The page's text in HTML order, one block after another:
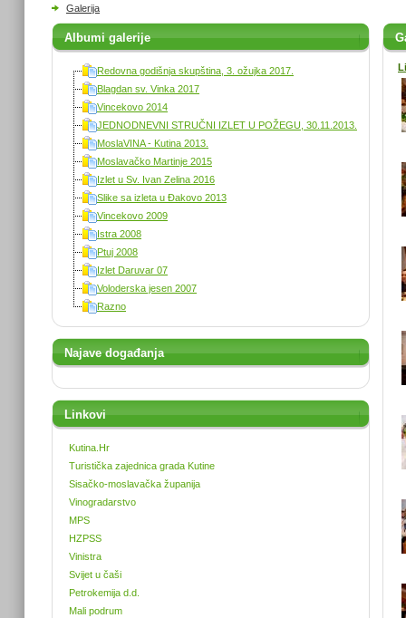
Galerija
Albumi galerije
Redovna godišnja skupština, 3. ožujka 2017.
Blagdan sv. Vinka 2017
Vincekovo 2014
JEDNODNEVNI STRUČNI IZLET U POŽEGU, 30.11.2013.
MoslaVINA - Kutina 2013.
Moslavačko Martinje 2015
Izlet u Sv. Ivan Zelina 2016
Slike sa izleta u Đakovo 2013
Vincekovo 2009
Istra 2008
Ptuj 2008
Izlet Daruvar 07
Voloderska jesen 2007
Razno
Najave događanja
Linkovi
Kutina.Hr
Turistička zajednica grada Kutine
Sisačko-moslavačka županija
Vinogradarstvo
MPS
HZPSS
Vinistra
Svijet u čaši
Petrokemija d.d.
Mali podrum